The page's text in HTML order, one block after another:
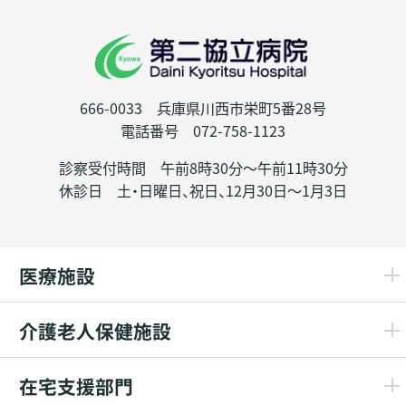
666-0033 兵庫県川西市栄町5番28号
電話番号 072-758-1123
診察受付時間 午前8時30分～午前11時30分
休診日 土・日曜日、祝日、12月30日～1月3日
医療施設
介護老人保健施設
在宅支援部門